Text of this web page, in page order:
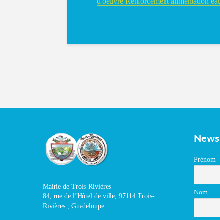
Mairie de Trois-Rivières
84, rue de l’Hôtel de ville, 97114 Trois-
Rivières , Guadeloupe
Prénom
Nom